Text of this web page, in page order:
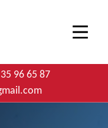
96 65 87